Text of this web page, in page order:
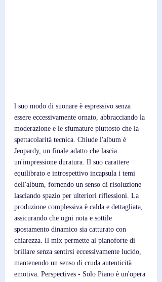
l suo modo di suonare è espressivo senza
essere eccessivamente ornato, abbracciando la
moderazione e le sfumature piuttosto che la
spettacolarità tecnica. Chiude l'album è
Jeopardy, un finale adatto che lascia
un'impressione duratura. Il suo carattere
equilibrato e introspettivo incapsula i temi
dell'album, fornendo un senso di risoluzione
lasciando spazio per ulteriori riflessioni. La
produzione complessiva è calda e dettagliata,
assicurando che ogni nota e sottile
spostamento dinamico sia catturato con
chiarezza. Il mix permette al pianoforte di
brillare senza sentirsi eccessivamente lucido,
mantenendo un senso di cruda autenticità
emotiva. Perspectives - Solo Piano è un'opera